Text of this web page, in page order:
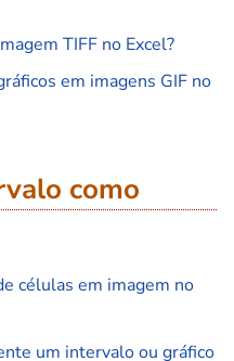
TIFF no Excel?
em imagens GIF no
como
células em imagem no
um intervalo ou gráfico